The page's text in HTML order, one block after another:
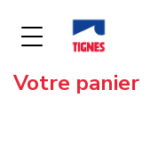
Votre panier